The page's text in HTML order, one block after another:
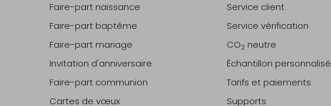
Faire-part naissance
Faire-part baptême
Faire-part mariage
Invitation d'anniversaire
Faire-part communion
Cartes de vœux
Service client
Service vérification
CO2 neutre
Échantillon personnalisé
Tarifs et paiements
Supports